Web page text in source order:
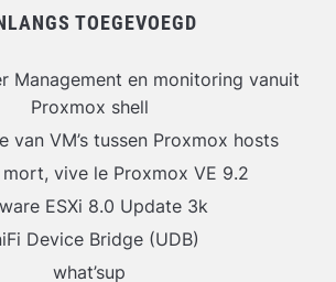
TOEGEVOEGD
Management en monitoring vanuit
Proxmox shell
van VM’s tussen Proxmox hosts
mort, vive le Proxmox VE 9.2
ESXi 8.0 Update 3k
Device Bridge (UDB)
what’sup